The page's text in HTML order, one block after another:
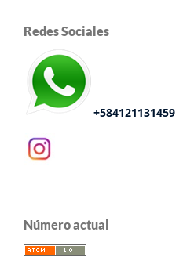
Redes Sociales
+584121131459
Número actual